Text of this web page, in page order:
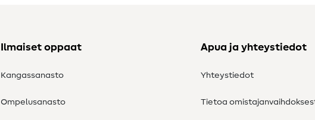
Ilmaiset oppaat
Kangassanasto
Ompelusanasto
Apua ja yhteystiedot
Yhteystiedot
Tietoa